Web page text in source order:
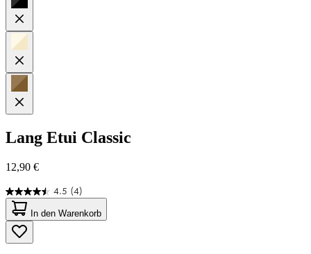
Lang Etui Classic
12,90 €
4.5 (4)
4.5
von
5
Sternen.
4
In den Warenkorb